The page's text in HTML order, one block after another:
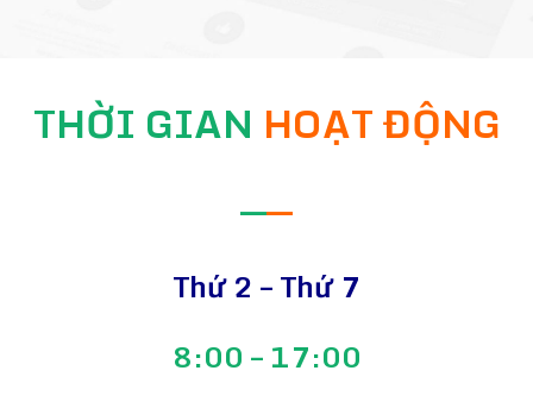
THỜI GIAN HOẠT ĐỘNG
——
Thứ 2 – Thứ 7
8:00 – 17:00